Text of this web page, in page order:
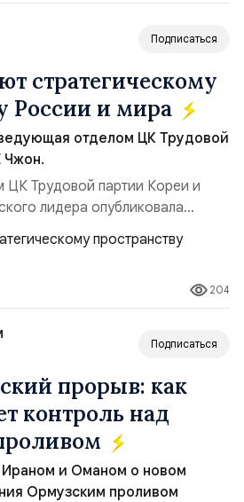
со стороны США стало
пов...
Подписаться
стратегическому
России и мира
отделом ЦК Трудовой
Чжон.
Трудовой партии Кореи и
лидера опубликовала
ответ на проведение Токио
запусков крылатых ракет
обманчивую видимость
страны“ и выносит
ядерном вооружении на
204
Подписаться
прорыв: как
контроль над
и Оманом о новом
Ормузским проливом